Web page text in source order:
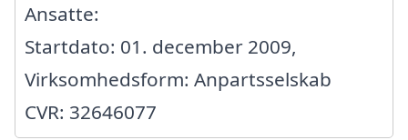
Ansatte:
Startdato: 01. december 2009,
Virksomhedsform: Anpartsselskab
CVR: 32646077